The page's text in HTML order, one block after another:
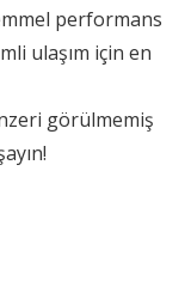
performans
ulaşım için en
görülmemiş